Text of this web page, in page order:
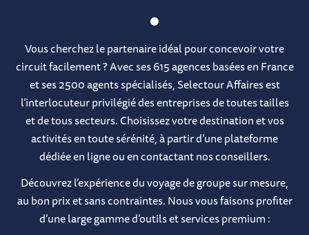
Vous cherchez le partenaire idéal pour concevoir votre
circuit facilement ? Avec ses 615 agences basées en France
et ses 2500 agents spécialisés, Selectour Affaires est
l’interlocuteur privilégié des entreprises de toutes tailles
et de tous secteurs. Choisissez votre destination et vos
activités en toute sérénité, à partir d’une plateforme
dédiée en ligne ou en contactant nos conseillers.
Découvrez l’expérience du voyage de groupe sur mesure,
au bon prix et sans contraintes. Nous vous faisons profiter
d’une large gamme d’outils et services premium :